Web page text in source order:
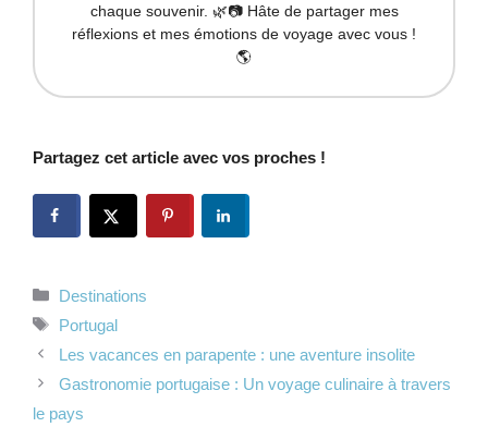
chaque souvenir. 🌿📷 Hâte de partager mes
réflexions et mes émotions de voyage avec vous !
🌎
Partagez cet article avec vos proches !
Catégories
Destinations
Étiquettes
Portugal
Les vacances en parapente : une aventure insolite
Gastronomie portugaise : Un voyage culinaire à travers
le pays